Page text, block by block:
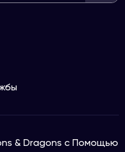
& Dragons с Помощью